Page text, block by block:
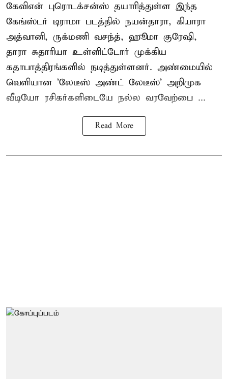
கேவிஎன் புரொடக்சன்ஸ் தயாரித்துள்ள இந்த
கேங்ஸ்டர் டிராமா படத்தில் நயன்தாரா, கியாரா
அத்வானி, ருக்மணி வசந்த், ஹூமா குரேஷி,
தாரா சுதாரியா உள்ளிட்டோர் முக்கிய
கதாபாத்திரங்களில் நடித்துள்ளனர். அண்மையில்
வெளியான 'லேடீஸ் அண்ட் லேடீஸ்' அறிமுக
வீடியோ ரசிகர்களிடையே நல்ல வரவேற்பை ...
Read More